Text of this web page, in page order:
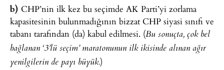
b) CHP’nin ilk kez bu seçimde AK Parti’yi zorlama
kapasitesinin bulunmadığının bizzat CHP siyasi sınıfı ve
tabanı tarafından (da) kabul edilmesi. (Bu sonuçta, çok bel
bağlanan ‘3’lü seçim’ maratonunun ilk ikisinde alınan ağır
yenilgilerin de payı büyük.)